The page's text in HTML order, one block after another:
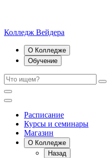
Колледж Вейдера
О Колледже
Обучение
Расписание
Курсы и семинары
Магазин
О Колледже
Назад